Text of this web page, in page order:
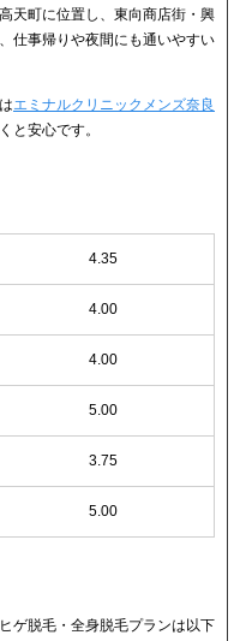
天町に位置し、東向商店街・興
仕事帰りや夜間にも通いやすい
エミナルクリニックメンズ奈良
と安心です。
4.35
4.00
4.00
5.00
3.75
5.00
ゲ脱毛・全身脱毛プランは以下